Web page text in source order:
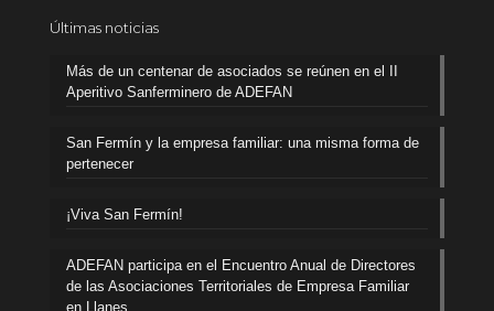
Últimas noticias
Más de un centenar de asociados se reúnen en el II
Aperitivo Sanferminero de ADEFAN
San Fermín y la empresa familiar: una misma forma de
pertenecer
¡Viva San Fermín!
ADEFAN participa en el Encuentro Anual de Directores
de las Asociaciones Territoriales de Empresa Familiar
en Llanes